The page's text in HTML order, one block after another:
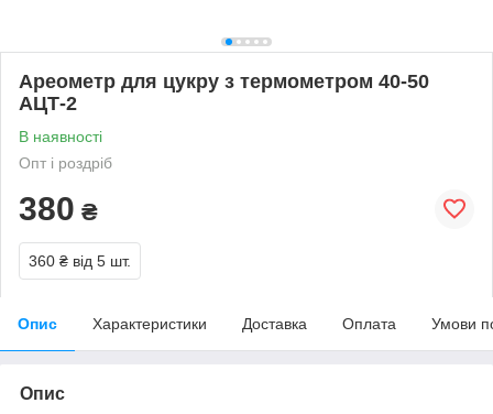
Ареометр для цукру з термометром 40-50
АЦТ-2
В наявності
Опт і роздріб
380 ₴
360 ₴ від 5 шт.
Опис Характеристики Доставка Оплата Умови
Опис